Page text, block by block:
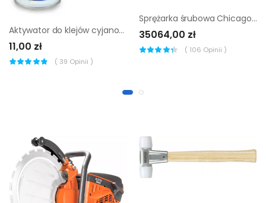
Aktywator do klejów cyjanoakrylowych Chemdal 200 C
11,00 zł
( 39 Opinii )
Sprężarka śrubowa Chicago Pneumatic cpa d 10-13-400 |
35064,00 zł
( 106 Opinii )